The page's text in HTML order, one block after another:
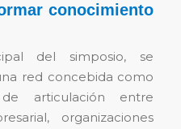
conocimiento
del simposio, se
red concebida como
articulación entre
organizaciones